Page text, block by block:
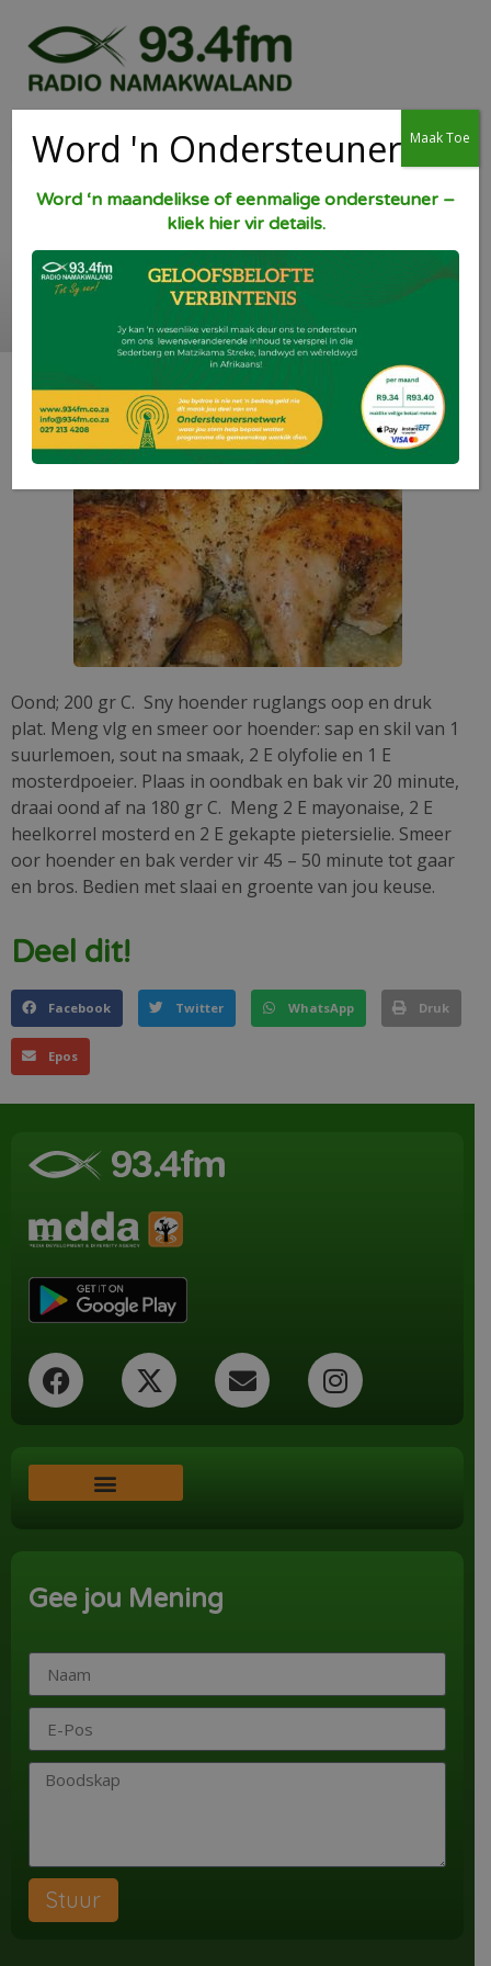
Lekker plat hoender
Oond; 200 gr C. Sny hoender ruglangs oop en druk
plat. Meng vlg en smeer oor hoender: sap en skil van 1
suurlemoen, sout na smaak, 2 E olyfolie en 1 E
mosterdpoeier. Plaas in oondbak en bak vir 20 minute,
draai oond af na 180 gr C. Meng 2 E mayonaise, 2 E
heelkorrel mosterd en 2 E gekapte pietersielie. Smeer
oor hoender en bak verder vir 45 – 50 minute tot gaar
en bros. Bedien met slaai en groente van jou keuse.
Deel dit!
Facebook Twitter WhatsApp Druk
Epos
Gee jou Mening
Stuur
Word 'n Ondersteuner
Word ‘n maandelikse of eenmalige ondersteuner –
kliek hier vir details.
Maak Toe